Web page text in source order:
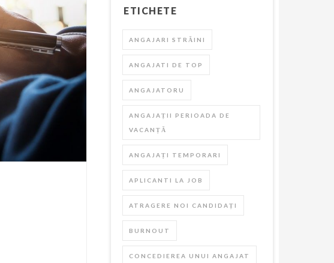
ETICHETE
ANGAJARI STRĂINI
ANGAJATI DE TOP
ANGAJATORU
ANGAJAȚII PERIOADA DE
VACANȚĂ
ANGAJAȚI TEMPORARI
APLICANTI LA JOB
ATRAGERE NOI CANDIDAȚI
BURNOUT
CONCEDIEREA UNUI ANGAJAT